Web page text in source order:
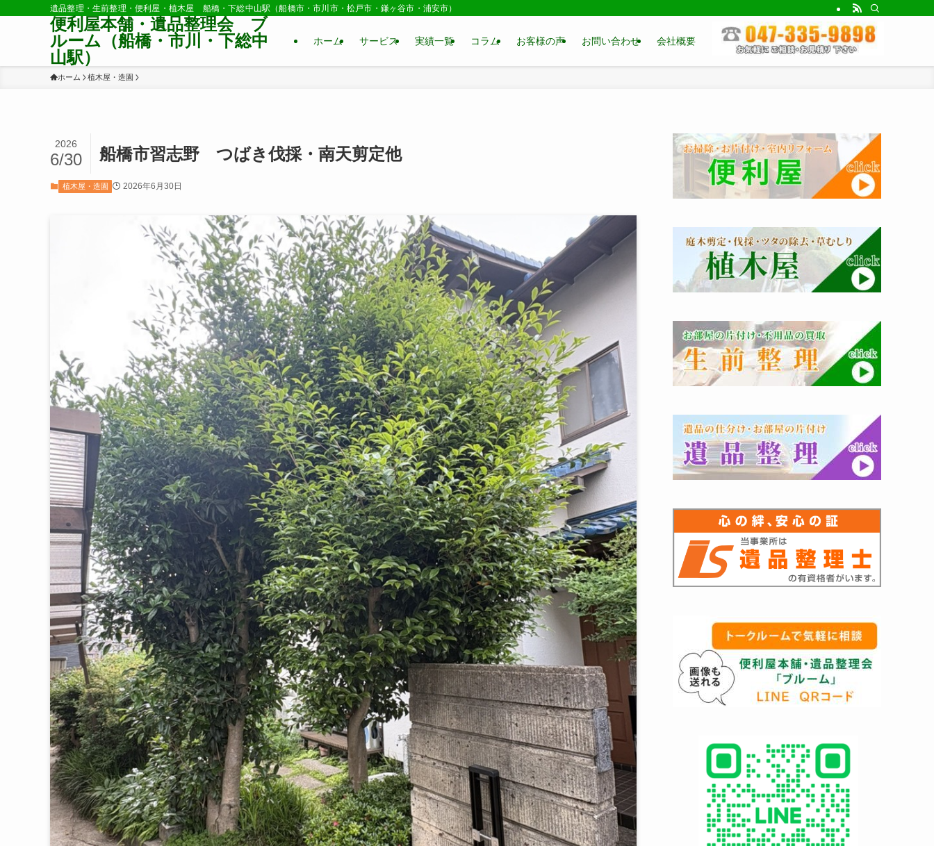
遺品整理・生前整理・便利屋・植木屋 船橋・下総中山駅（船橋市・市川市・松戸市・鎌ヶ谷市・浦安市）
便利屋本舗・遺品整理会 ブ
ルーム（船橋・市川・下総中
山駅）
ホーム サービス 実績一覧 コラム お客様の声 お問い合わせ 会社概要
ホーム 植木屋・造園
船橋市習志野 つばき伐採・南天剪定他
2026
6/30
植木屋・造園 2026年6月30日